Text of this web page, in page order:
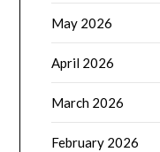
May 2026
April 2026
March 2026
February 2026